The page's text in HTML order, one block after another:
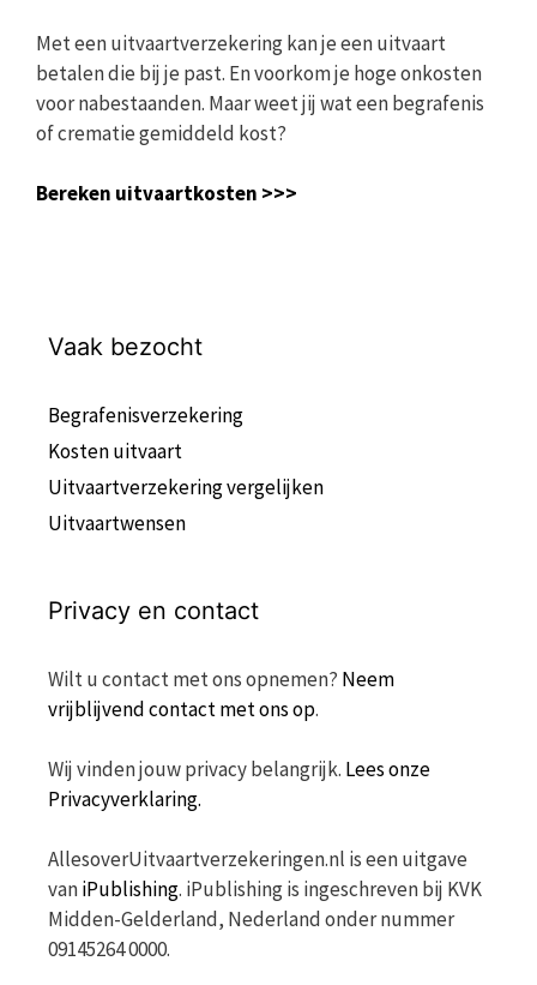
Met een uitvaartverzekering kan je een uitvaart
betalen die bij je past. En voorkom je hoge onkosten
voor nabestaanden. Maar weet jij wat een begrafenis
of crematie gemiddeld kost?
Bereken uitvaartkosten >>>
Vaak bezocht
Begrafenisverzekering
Kosten uitvaart
Uitvaartverzekering vergelijken
Uitvaartwensen
Privacy en contact
Wilt u contact met ons opnemen? Neem
vrijblijvend contact met ons op.
Wij vinden jouw privacy belangrijk. Lees onze
Privacyverklaring.
AllesoverUitvaartverzekeringen.nl is een uitgave
vaniPublishing. iPublishing is ingeschreven bij KVK
Midden-Gelderland, Nederland onder nummer
09145264 0000.